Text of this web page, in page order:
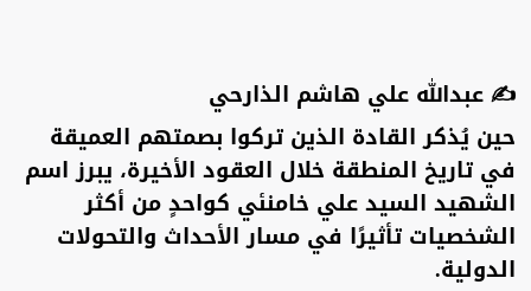
✍️ عبدالله علي هاشم الذارحي
حين يُذكر القادة الذين تركوا بصمتهم العميقة
في تاريخ المنطقة خلال العقود الأخيرة، يبرز اسم
الشهيد السيد علي خامنئي كواحدٍ من أكثر
الشخصيات تأثيرًا في مسار الأحداث والتحولات
الدولية.